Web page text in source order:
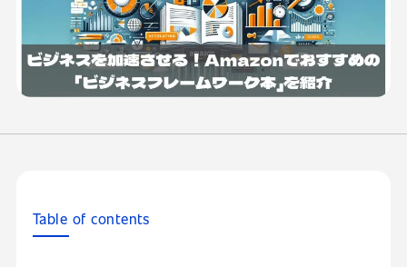
Table of contents